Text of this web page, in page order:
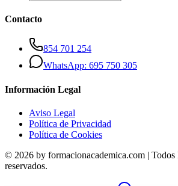
Contacto
854 701 254
WhatsApp: 695 750 305
Información Legal
Aviso Legal
Política de Privacidad
Política de Cookies
© 2026 by formacionacademica.com | Todos
reservados.